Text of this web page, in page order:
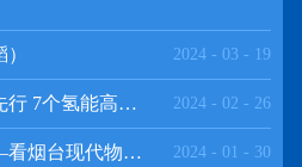
2024 - 03 - 19
物流“大动脉” 网络“氢”先行 7个氢能高速场景落地京津冀 2024 - 02 - 26
货畅其流，一城繁华——看烟台现代物流发展 2024 - 01 - 30
频道
>>